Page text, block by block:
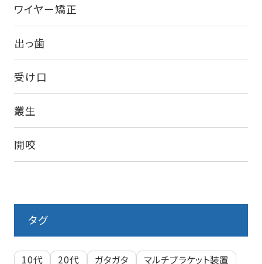
ワイヤー矯正
出っ歯
受け口
叢生
開咬
タグ
10代 20代 ガタガタ マルチブラケット装置